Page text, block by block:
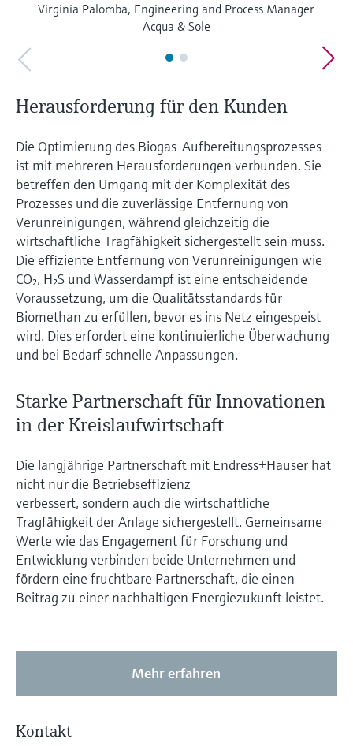
Virginia Palomba, Engineering and Process Manager
Acqua & Sole
Herausforderung für den Kunden
Die Optimierung des Biogas-Aufbereitungsprozesses
ist mit mehreren Herausforderungen verbunden. Sie
betreffen den Umgang mit der Komplexität des
Prozesses und die zuverlässige Entfernung von
Verunreinigungen, während gleichzeitig die
wirtschaftliche Tragfähigkeit sichergestellt sein muss.
Die effiziente Entfernung von Verunreinigungen wie
CO₂, H₂S und Wasserdampf ist eine entscheidende
Voraussetzung, um die Qualitätsstandards für
Biomethan zu erfüllen, bevor es ins Netz eingespeist
wird. Dies erfordert eine kontinuierliche Überwachung
und bei Bedarf schnelle Anpassungen.
Starke Partnerschaft für Innovationen
in der Kreislaufwirtschaft
Die langjährige Partnerschaft mit Endress+Hauser hat
nicht nur die Betriebseffizienz
verbessert, sondern auch die wirtschaftliche
Tragfähigkeit der Anlage sichergestellt. Gemeinsame
Werte wie das Engagement für Forschung und
Entwicklung verbinden beide Unternehmen und
fördern eine fruchtbare Partnerschaft, die einen
Beitrag zu einer nachhaltigen Energiezukunft leistet.
Mehr erfahren
Kontakt